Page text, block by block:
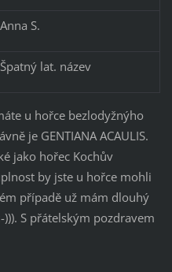
Anna S.
Špatný lat. název
u hořce bezlodyžnýho
je GENTIANA ACAULIS.
jako hořec Kochův
by jste u hořce mohli
případě už mám dlouhý
S přátelským pozdravem